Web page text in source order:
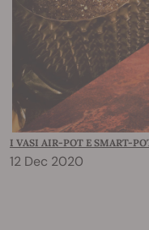
I VASI AIR-POT E SMART-
12 Dec 2020